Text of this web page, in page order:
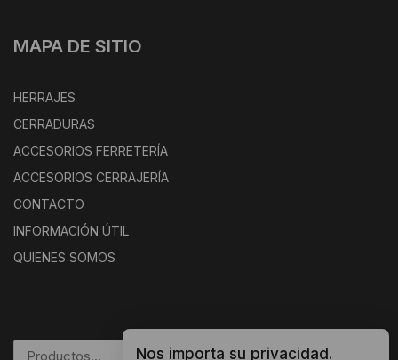
MAPA DE SITIO
HERRAJES
CERRADURAS
ACCESORIOS FERRETERÍA
ACCESORIOS CERRAJERÍA
CONTACTO
INFORMACIÓN ÚTIL
QUIENES SOMOS
BUSCAR
Nos importa su privacidad.